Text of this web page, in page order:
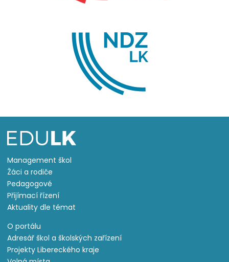
Management škol
Žáci a rodiče
Pedagogové
Přijímací řízení
Aktuality dle témat
O portálu
Adresář škol a školských zařízení
Projekty Libereckého kraje